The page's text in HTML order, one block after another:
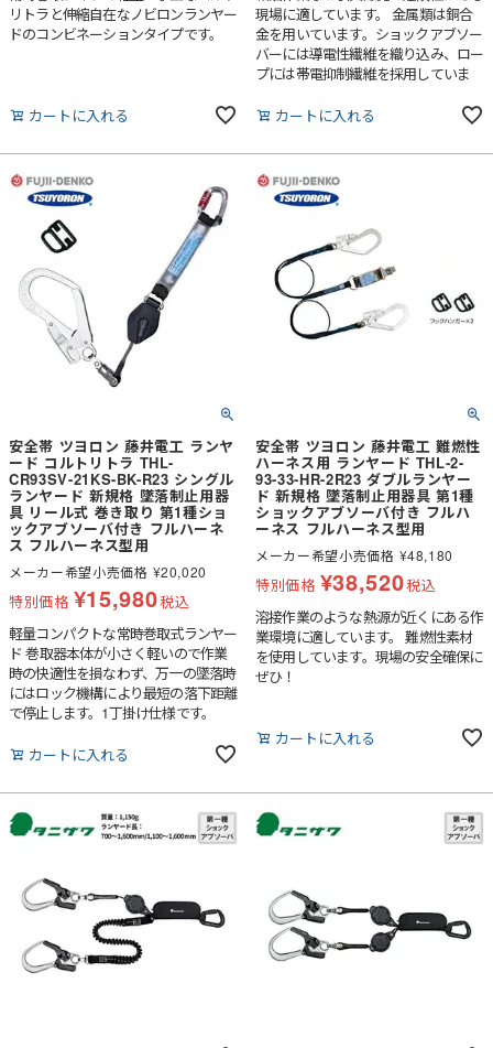
リトラと伸縮自在なノビロンランヤー
ドのコンビネーションタイプです。
カートに入れる
現場に適しています。 金属類は銅合
金を用いています。ショックアブソー
バーには導電性繊維を織り込み、ロー
プには帯電抑制繊維を採用していま
カートに入れる
安全帯 ツヨロン 藤井電工 ランヤ
ード コルトリトラ THL-
CR93SV-21KS-BK-R23 シングル
ランヤード 新規格 墜落制止用器
具 リール式 巻き取り 第1種ショ
ックアブソーバ付き フルハーネ
ス フルハーネス型用
メーカー希望小売価格 ¥20,020
特別価格 ¥15,980税込
軽量コンパクトな常時巻取式ランヤー
ド 巻取器本体が小さく軽いので作業
時の快適性を損なわず、万一の墜落時
にはロック機構により最短の落下距離
で停止します。1丁掛け仕様です。
カートに入れる
安全帯 ツヨロン 藤井電工 難燃性
ハーネス用 ランヤード THL-2-
93-33-HR-2R23 ダブルランヤー
ド 新規格 墜落制止用器具 第1種
ショックアブソーバ付き フルハ
ーネス フルハーネス型用
メーカー希望小売価格 ¥48,180
特別価格 ¥38,520税込
溶接作業のような熱源が近くにある作
業環境に適しています。 難燃性素材
を使用しています。現場の安全確保に
ぜひ！
カートに入れる